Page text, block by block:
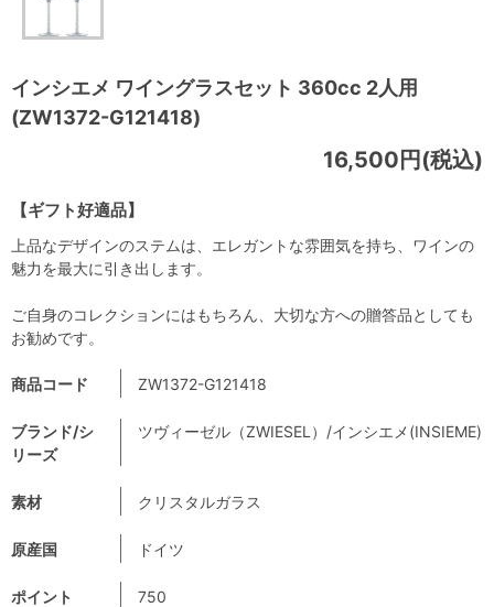
インシエメ ワイングラスセット 360cc 2人用
(ZW1372-G121418)
【ギフト好適品】
16,500円(税込)
商品コード ZW1372-G121418
ブランド/シ
リーズ
ツヴィーゼル（ZWIESEL）/インシエメ(INSIEME)
素材 クリスタルガラス
原産国 ドイツ
ポイント 750
上品なデザインのステムは、エレガントな雰囲気を持ち、ワインの
魅力を最大に引き出します。
ご自身のコレクションにはもちろん、大切な方への贈答品としても
お勧めです。